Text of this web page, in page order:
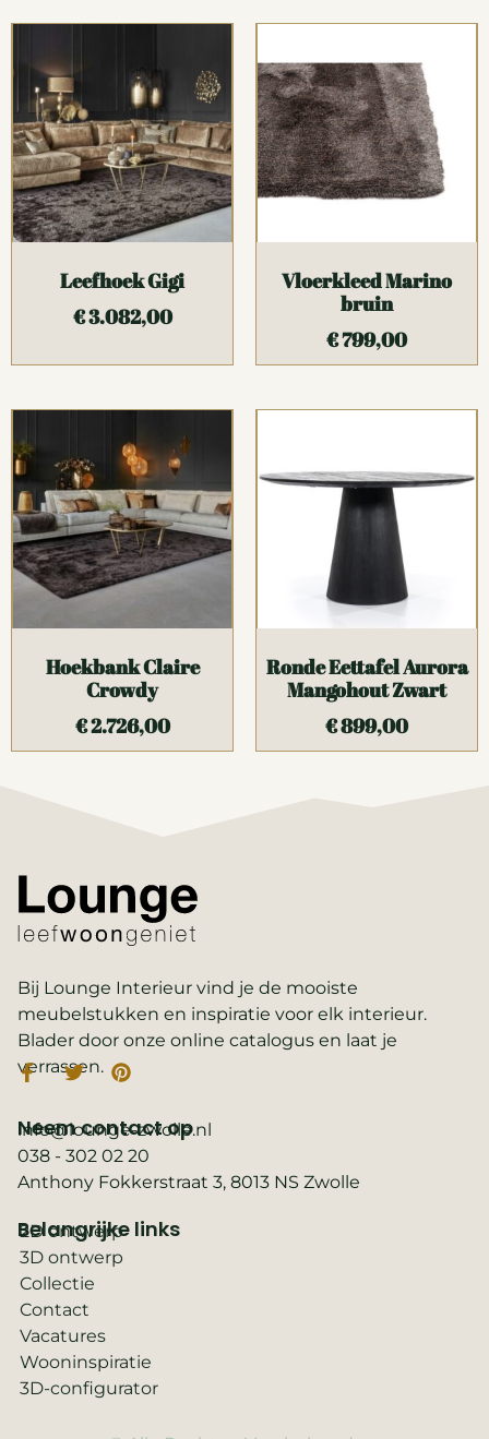
Leefhoek Gigi
€3.082,00
Vloerkleed Marino
bruin
€799,00
Hoekbank Claire
Crowdy
€2.726,00
Ronde Eettafel Aurora
Mangohout Zwart
€899,00
Bij Lounge Interieur vind je de mooiste
meubelstukken en inspiratie voor elk interieur.
Blader door onze online catalogus en laat je
verrassen.
Belangrijke links
2D ontwerp
3D ontwerp
Collectie
Contact
Vacatures
Wooninspiratie
3D-configurator
Neem contact op
info@lounge-zwolle.nl
038 - 302 02 20
Anthony Fokkerstraat 3, 8013 NS Zwolle